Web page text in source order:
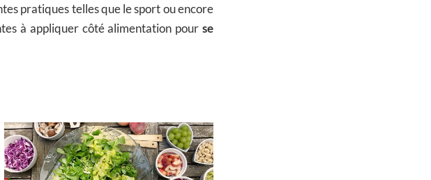
pratiques telles que le sport ou encore
à appliquer côté alimentation pour se